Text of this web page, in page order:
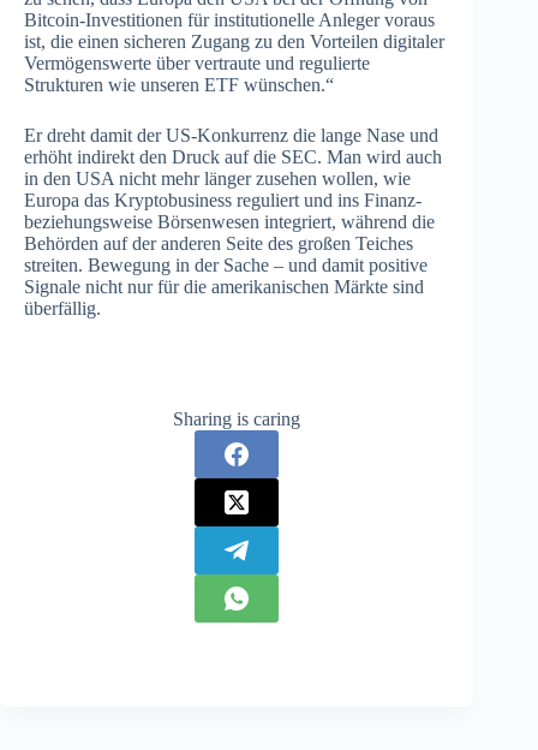
Bitcoin-Investitionen für institutionelle Anleger voraus
ist, die einen sicheren Zugang zu den Vorteilen digitaler
Vermögenswerte über vertraute und regulierte
Strukturen wie unseren ETF wünschen.“
Er dreht damit der US-Konkurrenz die lange Nase und
erhöht indirekt den Druck auf die SEC. Man wird auch
in den USA nicht mehr länger zusehen wollen, wie
Europa das Kryptobusiness reguliert und ins Finanz-
beziehungsweise Börsenwesen integriert, während die
Behörden auf der anderen Seite des großen Teiches
streiten. Bewegung in der Sache – und damit positive
Signale nicht nur für die amerikanischen Märkte sind
überfällig.
Sharing is caring